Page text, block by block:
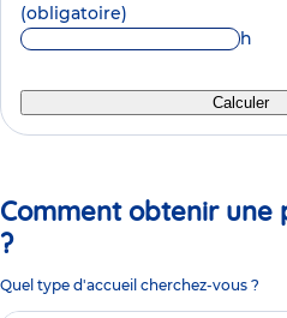
(obligatoire)
h
Calculer
Comment obtenir une
?
Quel type d'accueil cherchez-vous ?